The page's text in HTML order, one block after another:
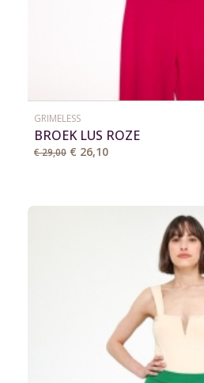
GRIMELESS
BROEK LUS ROZE
€ 29,00 € 26,10